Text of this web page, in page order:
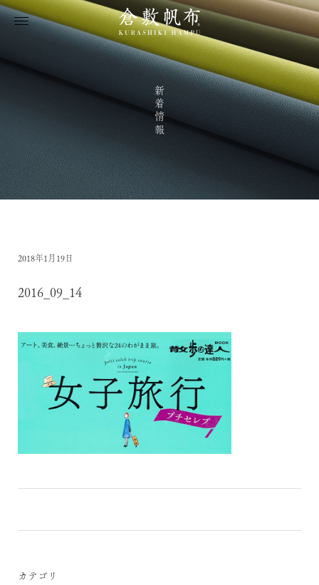
新着情報
2018年1月19日
2016_09_14
カテゴリ